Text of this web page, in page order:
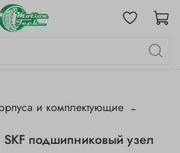
и комплектующие
подшипниковый узел